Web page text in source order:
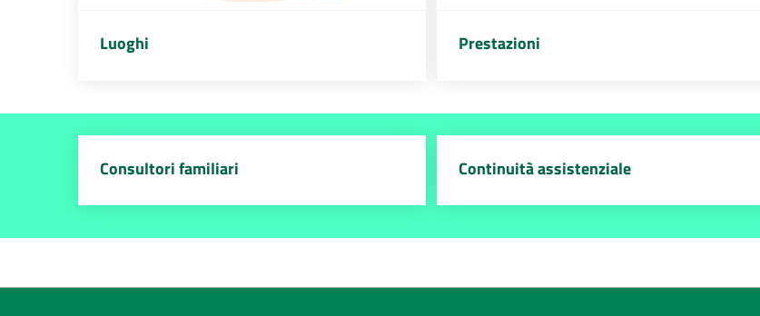
Luoghi Prestazioni
Consultori familiari Continuità assistenziale